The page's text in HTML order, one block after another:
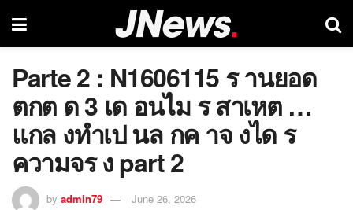
Parte 2 : N1606115 ร านยอด
ตกต ด 3 เด อนไม ร สาเหต …
แกล งทำเป นล กค าจ งได ร
ความจร ง part 2
by admin79 June 26, 2026